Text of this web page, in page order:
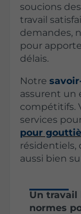
soucions
travail
demandes,
pour
délais.
Notre
assurent un
compétitifs.
services
pour
aussi bien
Un travail
normes